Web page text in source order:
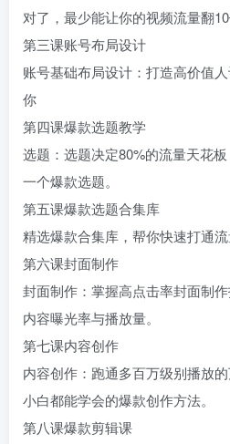
对了，最少能让你的视频流量翻10
第三课账号布局设计
账号基础布局设计：打造高价值
你
第四课爆款选题教学
选题：选题决定80%的流量天花
一个爆款选题。
第五课爆款选题合集库
精选爆款合集库，帮你快速打通流
第六课封面制作
封面制作：掌握高点击率封面制
内容曝光率与播放量。
第七课内容创作
内容创作：跑通多百万级别播放
小白都能学会的爆款创作方法。
第八课爆款剪辑课